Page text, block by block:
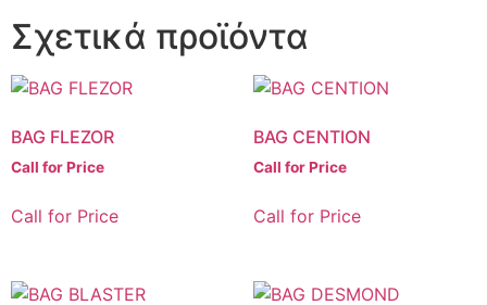
Σχετικά προϊόντα
BAG FLEZOR
Call for Price
Call for Price
BAG CENTION
Call for Price
Call for Price